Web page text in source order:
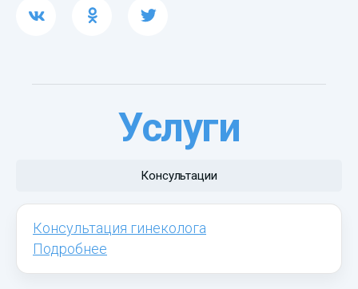
Услуги
Консультации
Консультация гинеколога
Подробнее